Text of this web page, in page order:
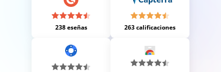
238 eseñas 263 calificaciones